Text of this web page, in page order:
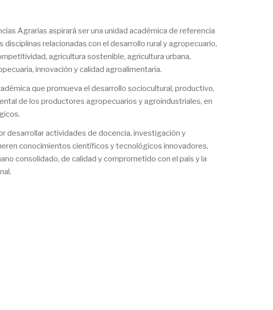
Agrarias aspirará ser una unidad académica de referencia
disciplinas relacionadas con el desarrollo rural y agropecuario,
agricultura sostenible, agricultura urbana,
innovación y calidad agroalimentaria.
que promueva el desarrollo sociocultural, productivo,
de los productores agropecuarios y agroindustriales, en
desarrollar actividades de docencia, investigación y
conocimientos científicos y tecnológicos innovadores,
consolidado, de calidad y comprometido con el país y la